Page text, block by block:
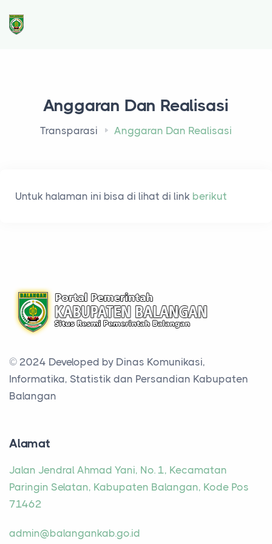
Anggaran Dan Realisasi
Transparasi Anggaran Dan Realisasi
Untuk halaman ini bisa di lihat di link berikut
© 2024 Developed by Dinas Komunikasi,
Informatika, Statistik dan Persandian Kabupaten
Balangan
Alamat
Jalan Jendral Ahmad Yani, No. 1, Kecamatan
Paringin Selatan, Kabupaten Balangan, Kode Pos
71462
admin@balangankab.go.id